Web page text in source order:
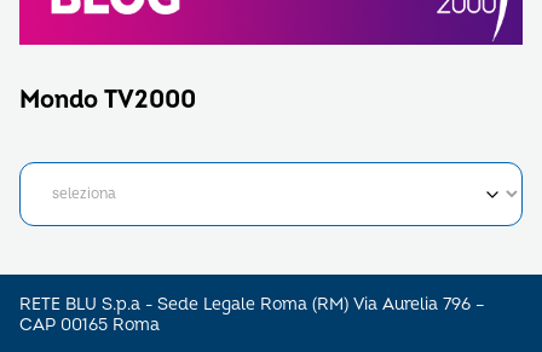
Mondo TV2000
RETE BLU S.p.a - Sede Legale Roma (RM) Via Aurelia 796 –
CAP 00165 Roma